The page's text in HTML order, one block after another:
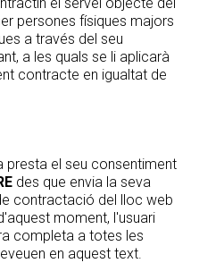
persones físiques majors
a través del seu
a les quals se li aplicarà
contracte en igualtat de
presta el seu consentiment
des que envia la seva
contractació del lloc web
moment, l'usuari
completa a totes les
en aquest text.